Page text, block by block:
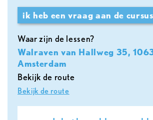
ik heb een vraag aan de
Waar zijn de lessen?
Walraven van Hallweg 35,
Amsterdam
Bekijk de route
Bekijk de route